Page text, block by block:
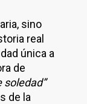
sino
real
única a
de
soledad”
de la